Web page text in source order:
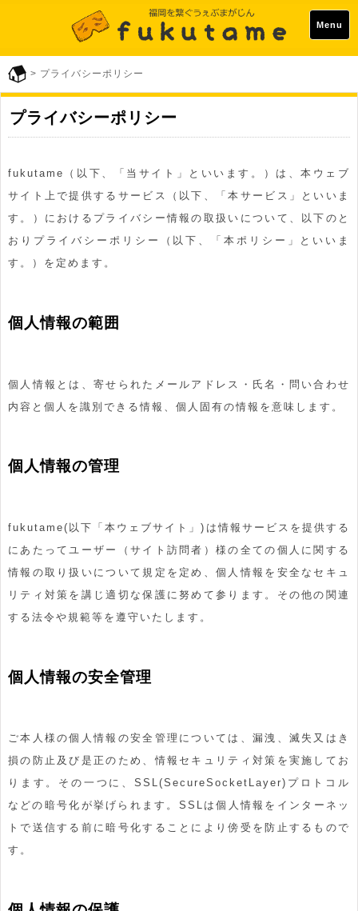
Menu
> プライバシーポリシー
プライバシーポリシー
fukutame（以下、「当サイト」といいます。）は、本ウェブ
サイト上で提供するサービス（以下、「本サービス」といいま
す。）におけるプライバシー情報の取扱いについて、以下のと
おりプライバシーポリシー（以下、「本ポリシー」といいま
す。）を定めます。
個人情報の範囲
個人情報とは、寄せられたメールアドレス・氏名・問い合わせ
内容と個人を識別できる情報、個人固有の情報を意味します。
個人情報の管理
fukutame(以下「本ウェブサイト」)は情報サービスを提供する
にあたってユーザー（サイト訪問者）様の全ての個人に関する
情報の取り扱いについて規定を定め、個人情報を安全なセキュ
リティ対策を講じ適切な保護に努めて参ります。その他の関連
する法令や規範等を遵守いたします。
個人情報の安全管理
ご本人様の個人情報の安全管理については、漏洩、滅失又はき
損の防止及び是正のため、情報セキュリティ対策を実施してお
ります。その一つに、SSL(SecureSocketLayer)プロトコル
などの暗号化が挙げられます。SSLは個人情報をインターネッ
トで送信する前に暗号化することにより傍受を防止するもので
す。